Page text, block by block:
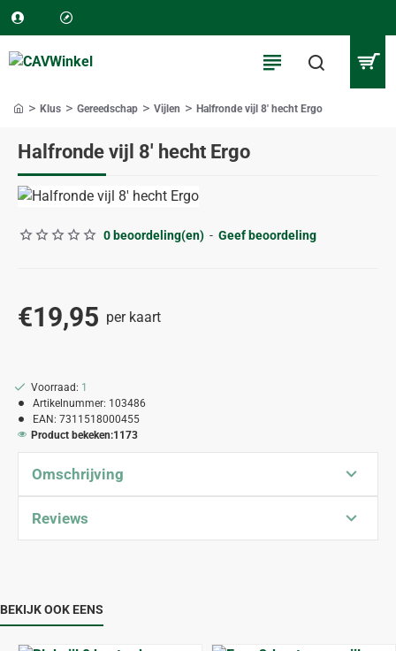
Halfronde vijl 8' hecht Ergo
Klus Gereedschap Vijlen Halfronde vijl 8' hecht Ergo
0 beoordeling(en) - Geef beoordeling
€19,95 per kaart
Voorraad: 1
Artikelnummer: 103486
EAN: 7311518000455
Product bekeken:1173
Omschrijving
Reviews
BEKIJK OOK EENS